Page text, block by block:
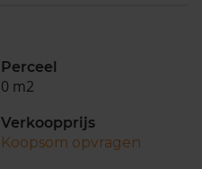
Perceel
0 m2
Verkoopprijs
Koopsom opvragen